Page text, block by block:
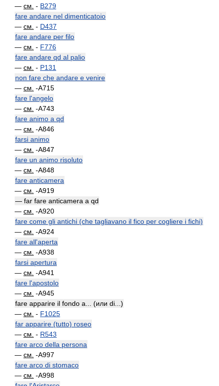
— см. - B279
fare andare nel dimenticatoio
— см. - D437
fare andare per filo
— см. - F776
fare andare qd al palio
— см. - P131
non fare che andare e venire
— см. -A715
fare l'angelo
— см. -A743
fare animo a qd
— см. -A846
farsi animo
— см. -A847
fare un animo risoluto
— см. -A848
fare anticamera
— см. -A919
— far fare anticamera a qd
— см. -A920
fare come gli antichi (che tagliavano il fico per cogliere i fichi)
— см. -A924
fare all'aperta
— см. -A938
farsi apertura
— см. -A941
fare l'apostolo
— см. -A945
fare apparire il fondo a... (или di...)
— см. - F1025
far apparire (tutto) roseo
— см. - R543
fare arco della persona
— см. -A997
fare arco di stomaco
— см. -A998